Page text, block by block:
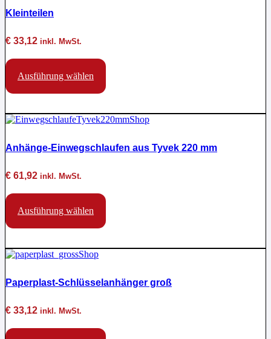
Kleinteilen
€ 33,12 inkl. MwSt.
Ausführung wählen
Dieses
weist
auf.
können
Anhänge-Einwegschlaufen aus Tyvek 220 mm
€ 61,92 inkl. MwSt.
Ausführung wählen
Dieses
weist
auf.
können
Paperplast-Schlüsselanhänger groß
€ 33,12 inkl. MwSt.
Dieses